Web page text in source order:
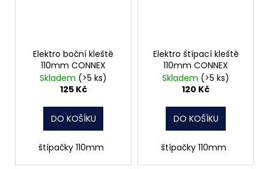
Elektro boční kleště
110mm CONNEX
Skladem (>5 ks)
125 Kč
DO KOŠÍKU
štípačky 110mm
Elektro štípací kleště
110mm CONNEX
Skladem (>5 ks)
120 Kč
DO KOŠÍKU
štípačky 110mm